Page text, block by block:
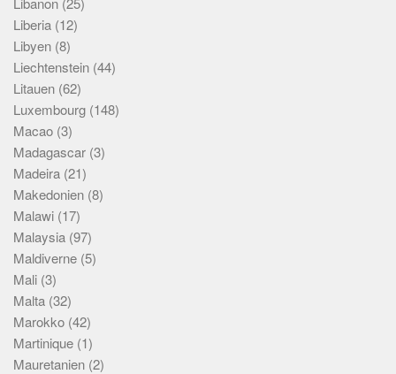
Liberia (12)
Libyen (8)
Liechtenstein (44)
Litauen (62)
Luxembourg (148)
Macao (3)
Madagascar (3)
Madeira (21)
Makedonien (8)
Malawi (17)
Malaysia (97)
Maldiverne (5)
Mali (3)
Malta (32)
Marokko (42)
Martinique (1)
Mauretanien (2)